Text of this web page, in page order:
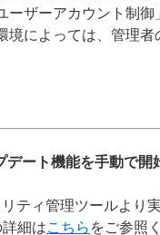
ーザーアカウント制
によっては、管理者
デート機能を手動で開
ティ管理ツールより
細はこちら をご参照